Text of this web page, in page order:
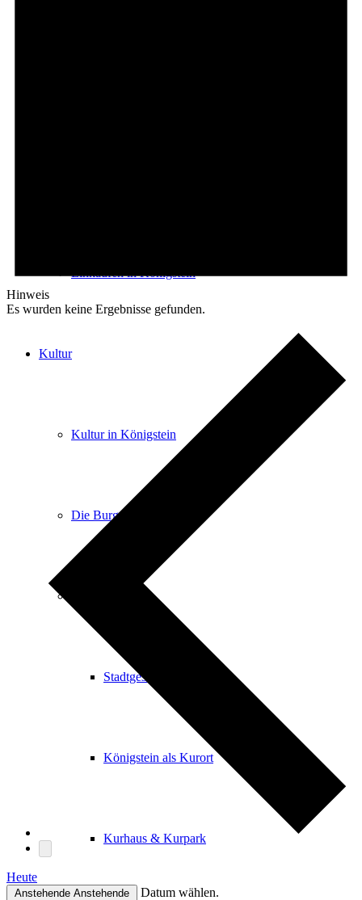
Einkaufen in Königstein
Kultur
Kultur in Königstein
Die Burgen
Stadtgeschichte
Königstein als Kurort
Kurhaus & Kurpark
Hinweis
Es wurden keine Ergebnisse gefunden.
Heute
Anstehende Anstehende Datum wählen.